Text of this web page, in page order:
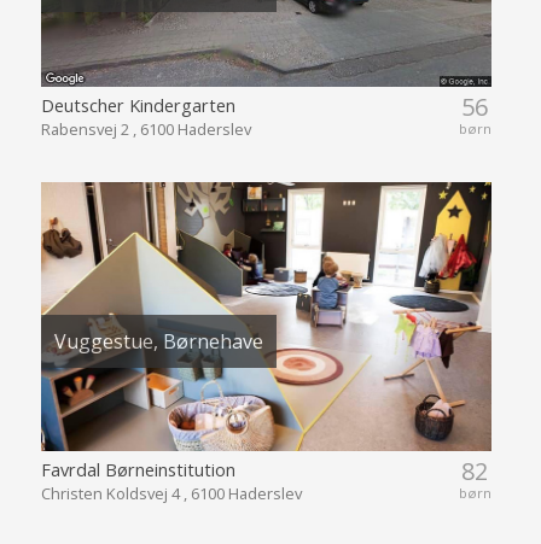
56
børn
Deutscher Kindergarten
Rabensvej 2 , 6100 Haderslev
Vuggestue, Børnehave
82
børn
Favrdal Børneinstitution
Christen Koldsvej 4 , 6100 Haderslev